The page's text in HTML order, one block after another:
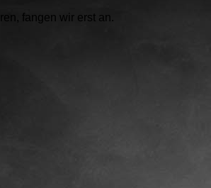
fangen wir erst an.